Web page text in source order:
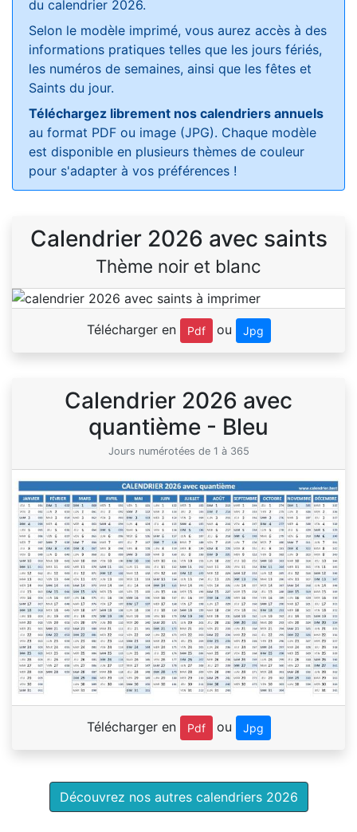
du calendrier 2026.
Selon le modèle imprimé, vous aurez accès à des
informations pratiques telles que les jours fériés,
les numéros de semaines, ainsi que les fêtes et
Saints du jour.
Téléchargez librement nos calendriers annuels
au format PDF ou image (JPG). Chaque modèle
est disponible en plusieurs thèmes de couleur
pour s'adapter à vos préférences !
Calendrier 2026 avec saints
Thème noir et blanc
Télécharger en Pdf ou Jpg
Calendrier 2026 avec
quantième - Bleu
Jours numérotées de 1 à 365
Télécharger en Pdf ou Jpg
Découvrez nos autres calendriers 2026